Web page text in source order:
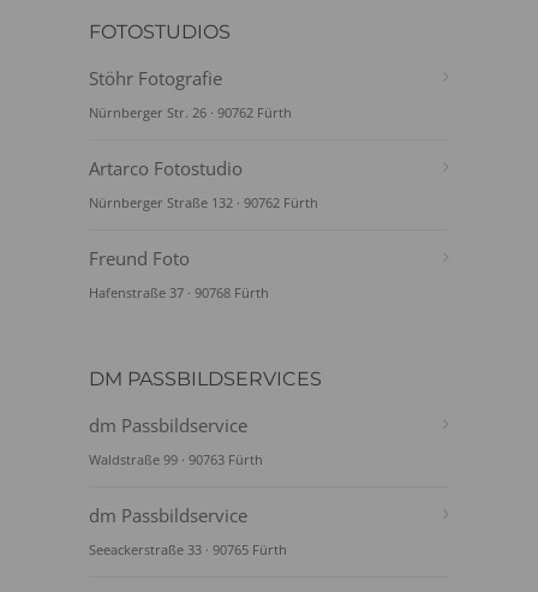
FOTOSTUDIOS
Stöhr Fotografie
Nürnberger Str. 26 · 90762 Fürth
Artarco Fotostudio
Nürnberger Straße 132 · 90762 Fürth
Freund Foto
Hafenstraße 37 · 90768 Fürth
DM PASSBILDSERVICES
dm Passbildservice
Waldstraße 99 · 90763 Fürth
dm Passbildservice
Seeackerstraße 33 · 90765 Fürth